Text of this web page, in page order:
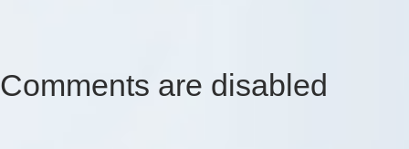
Comments are disabled